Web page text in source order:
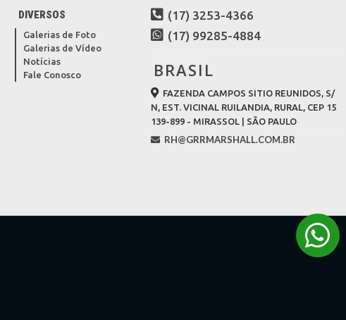
DIVERSOS
Galerias de Foto
Galerias de Vídeo
Notícias
Fale Conosco
(17) 3253-4366
(17) 99285-4884
BRASIL
FAZENDA CAMPOS SITIO REUNIDOS, S/
N, EST. VICINAL RUILANDIA, RURAL, CEP 15
139-899 - MIRASSOL | SÃO PAULO
RH@GRRMARSHALL.COM.BR